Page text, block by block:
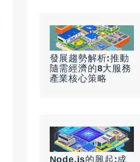
發展趨勢解析:推動
隨需經濟的8大服務
產業核心策略
Node.js的興起:成